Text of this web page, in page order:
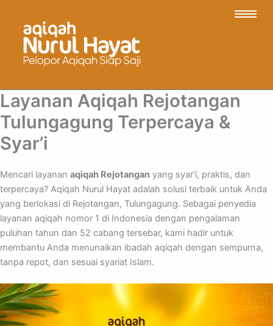
Layanan Aqiqah Rejotangan
Tulungagung Terpercaya &
Syar’i
Mencari layanan aqiqah Rejotangan yang syar’i, praktis, dan
terpercaya? Aqiqah Nurul Hayat adalah solusi terbaik untuk Anda
yang berlokasi di Rejotangan, Tulungagung. Sebagai penyedia
layanan aqiqah nomor 1 di Indonesia dengan pengalaman
puluhan tahun dan 52 cabang tersebar, kami hadir untuk
membantu Anda menunaikan ibadah aqiqah dengan sempurna,
tanpa repot, dan sesuai syariat Islam.